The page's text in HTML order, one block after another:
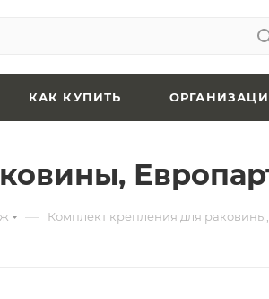
КАК КУПИТЬ
— Комплект крепления для